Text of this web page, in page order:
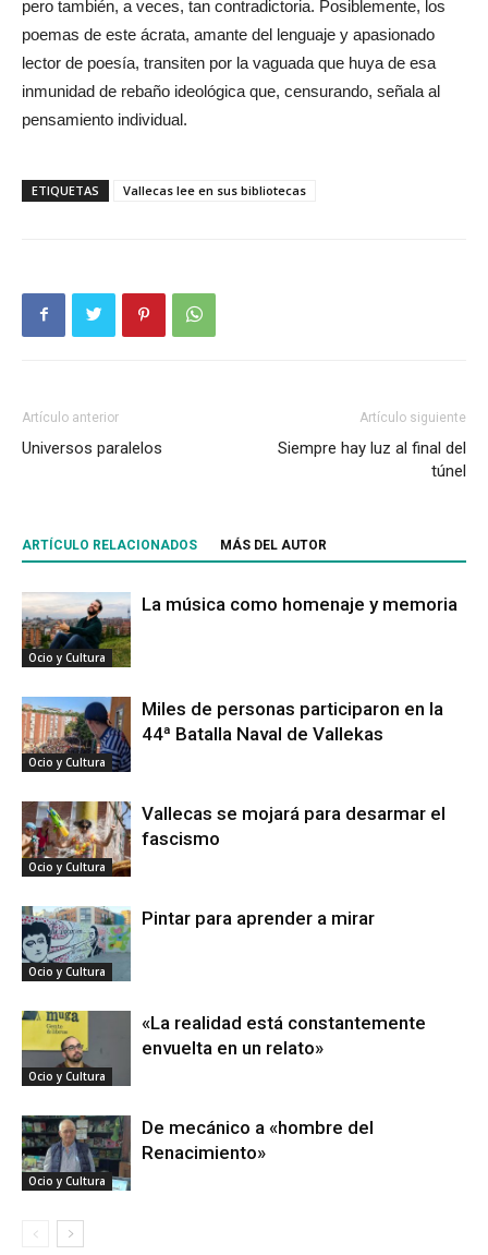
pero también, a veces, tan contradictoria. Posiblemente, los
poemas de este ácrata, amante del lenguaje y apasionado
lector de poesía, transiten por la vaguada que huya de esa
inmunidad de rebaño ideológica que, censurando, señala al
pensamiento individual.
ETIQUETAS Vallecas lee en sus bibliotecas
Artículo anterior
Universos paralelos
Artículo siguiente
Siempre hay luz al final del
túnel
ARTÍCULO RELACIONADOS MÁS DEL AUTOR
Ocio y Cultura
La música como homenaje y memoria
Ocio y Cultura
Miles de personas participaron en la
44ª Batalla Naval de Vallekas
Ocio y Cultura
Vallecas se mojará para desarmar el
fascismo
Ocio y Cultura
Pintar para aprender a mirar
Ocio y Cultura
«La realidad está constantemente
envuelta en un relato»
Ocio y Cultura
De mecánico a «hombre del
Renacimiento»